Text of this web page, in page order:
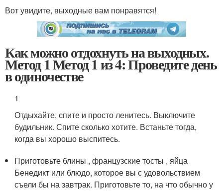
Вот увидите, выходные вам понравятся!
Как можно отдохнуть на выходных.
Метод 1 Метод 1 из 4: Проведите день
в одиночестве
1
Отдыхайте, спите и просто ленитесь. Выключите
будильник. Спите сколько хотите. Встаньте тогда,
когда вы хорошо выспитесь.
Приготовьте блины , французские тосты , яйца
Бенедикт или блюдо, которое вы с удовольствием
съели бы на завтрак. Приготовьте то, на что обычно у